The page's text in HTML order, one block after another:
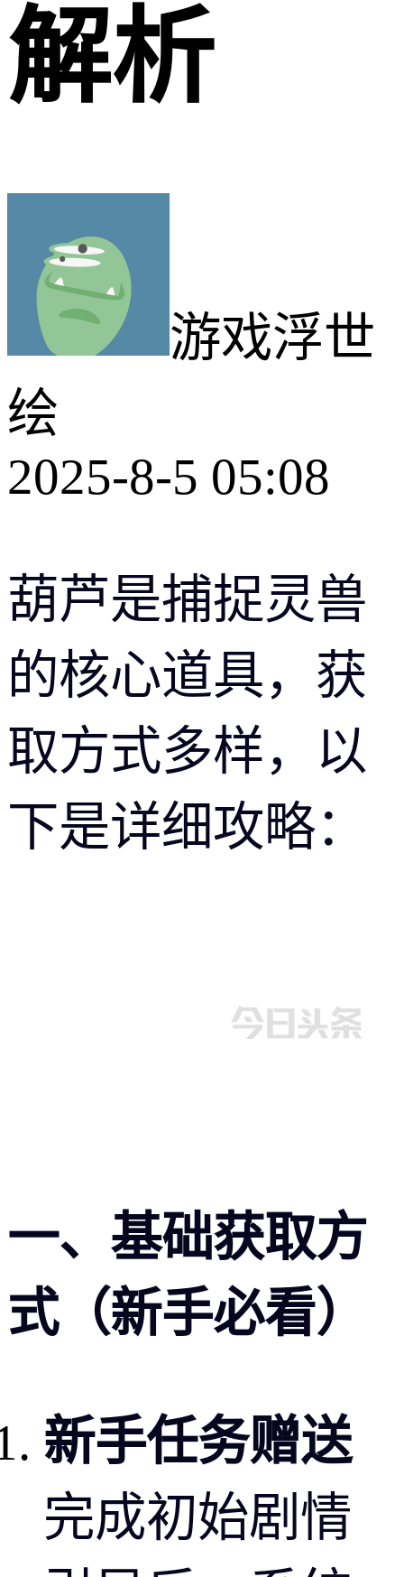
解析
游戏浮世
绘
2025-8-5 05:08
葫芦是捕捉灵兽
的核心道具，获
取方式多样，以
下是详细攻略：
一、基础获取方
式（新手必看）
新手任务赠送
完成初始剧情